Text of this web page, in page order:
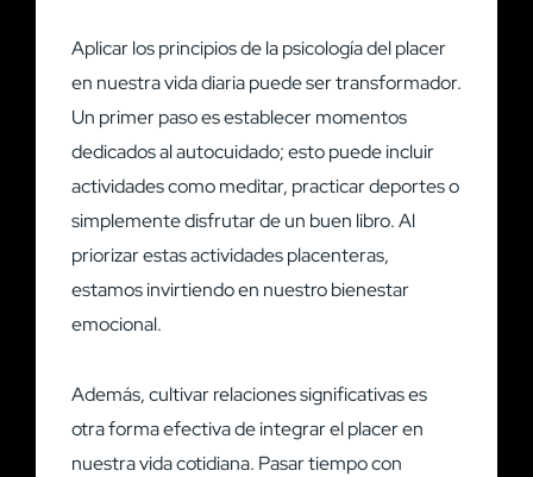
Aplicar los principios de la psicología del placer
en nuestra vida diaria puede ser transformador.
Un primer paso es establecer momentos
dedicados al autocuidado; esto puede incluir
actividades como meditar, practicar deportes o
simplemente disfrutar de un buen libro. Al
priorizar estas actividades placenteras,
estamos invirtiendo en nuestro bienestar
emocional.
Además, cultivar relaciones significativas es
otra forma efectiva de integrar el placer en
nuestra vida cotidiana. Pasar tiempo con